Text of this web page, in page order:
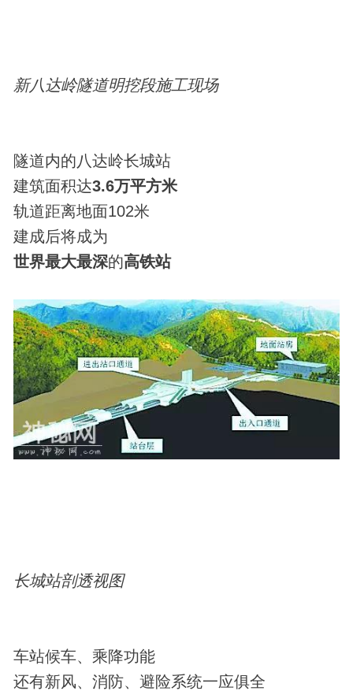
新八达岭隧道明挖段施工现场
隧道内的八达岭长城站
建筑面积达3.6万平方米
轨道距离地面102米
建成后将成为
世界最大最深的高铁站
长城站剖透视图
车站候车、乘降功能
还有新风、消防、避险系统一应俱全